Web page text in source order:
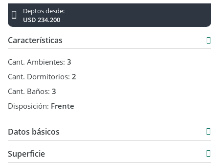
Deptos desde:
USD 234.200
Características
Cant. Ambientes: 3
Cant. Dormitorios: 2
Cant. Baños: 3
Disposición: Frente
Datos básicos
Venta
Superficie